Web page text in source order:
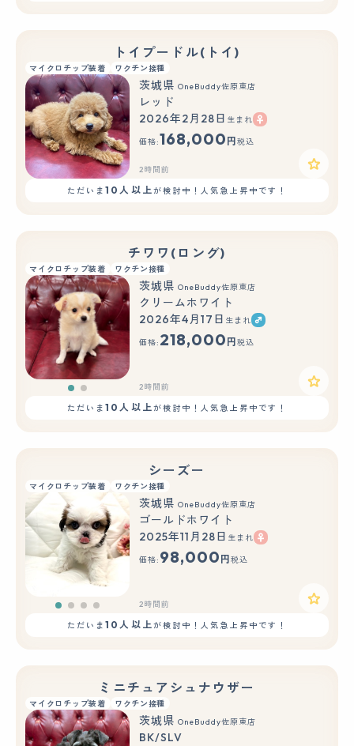
トイプードル(トイ)
マイクロチップ装着 ワクチン接種
茨城県 OneBuddy佐原東店
レッド
2026年2月28日 生まれ
価格:168,000 円 税込
2時間前
ただいま10人以上が検討中！人気急上昇中です！
チワワ(ロング)
マイクロチップ装着 ワクチン接種
もっと見る
茨城県 OneBuddy佐原東店
クリームホワイト
2026年4月17日 生まれ
価格: 218,000 円 税込
2時間前
ただいま10人以上が検討中！人気急上昇中です！
シーズー
マイクロチップ装着 ワクチン接種
茨城県 OneBuddy佐原東店
ゴールドホワイト
2025年11月28日 生まれ
価格: 98,000 円 税込
2時間前
ただいま10人以上が検討中！人気急上昇中です！
ミニチュアシュナウザー
マイクロチップ装着 ワクチン接種
茨城県 OneBuddy佐原東店
BK/SLV